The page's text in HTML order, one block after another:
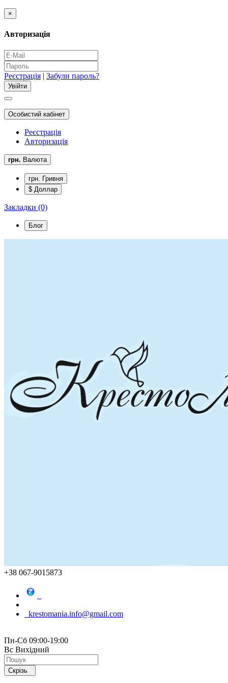
×
Авторизація
Реєстрація | Забули пароль?
Особистий кабінет
Реєстрація
Авторизація
грн. Валюта
грн. Гривня
$ Доллар
Закладки (0)
Блог
+38 067-9015873
krestomania.info@gmail.com
Пн-Сб 09:00-19:00
Вс Вихідний
Скрізь